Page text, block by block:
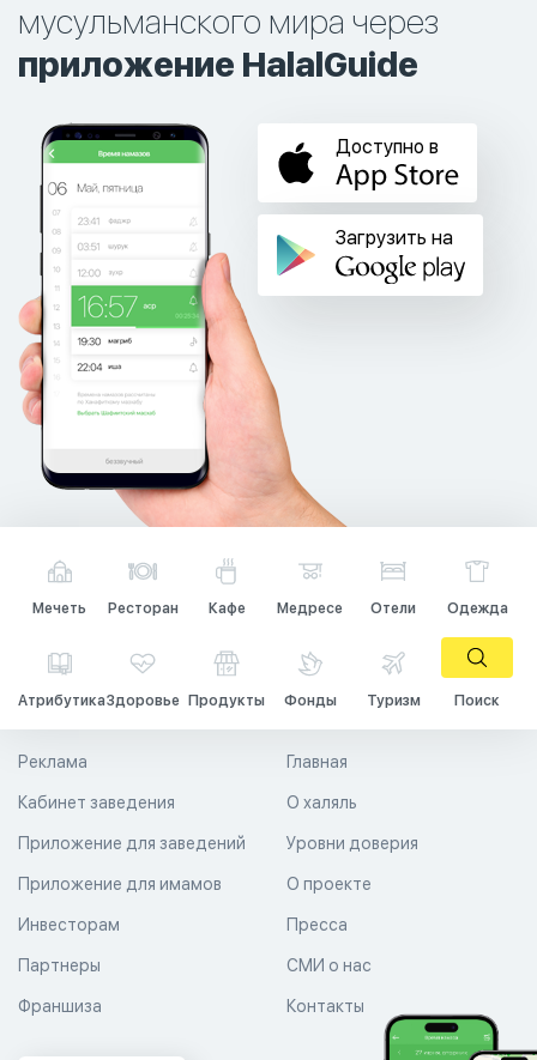
мусульманского мира через
приложение HalalGuide
Доступно в
Загрузить на
Мечеть Ресторан Кафе Медресе Отели Одежда
АтрибутикаЗдоровье Продукты Фонды Туризм Поиск
Главная
О халяль
Уровни доверия
Реклама
Кабинет заведения
Приложение для заведений
Приложение для имамов О проекте
Пресса
СМИ о нас
Контакты
Инвесторам
Партнеры
Франшиза